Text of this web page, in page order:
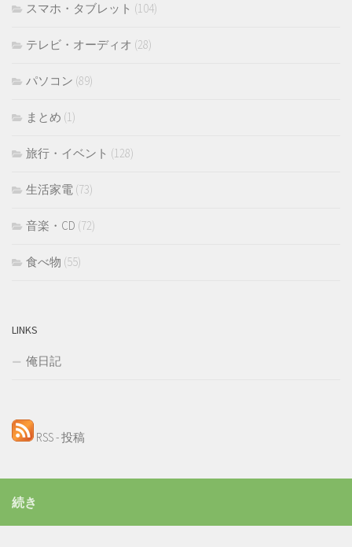
スマホ・タブレット (104)
テレビ・オーディオ (28)
パソコン (89)
まとめ (1)
旅行・イベント (128)
生活家電 (73)
音楽・CD (72)
食べ物 (55)
LINKS
俺日記
RSS - 投稿
続き